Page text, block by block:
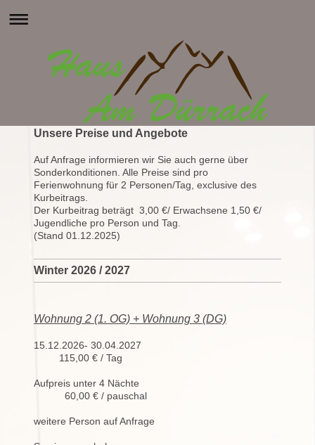
Unsere Preise und Angebote
Auf Anfrage informieren wir Sie auch gerne über
Sonderkonditionen. Alle Preise sind pro
Ferienwohnung für 2 Personen/Tag, exclusive des
Kurbeitrags.
Der Kurbeitrag beträgt 3,00 €/ Erwachsene 1,50 €/
Jugendliche pro Person und Tag.
(Stand 01.12.2025)
Winter 2026 / 2027
Wohnung 2 (1. OG) + Wohnung 3 (DG)
15.12.2026- 30.04.2027
115,00 € / Tag
Aufpreis unter 4 Nächte
60,00 € / pauschal
weitere Person auf Anfrage